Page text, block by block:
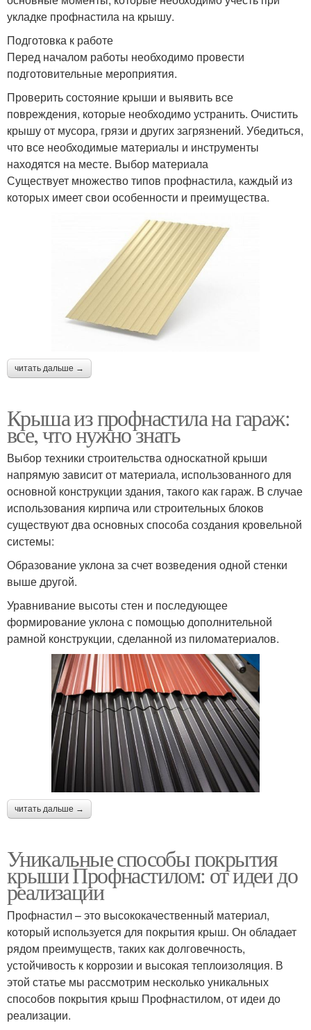
укладке профнастила на крышу.
Подготовка к работе
Перед началом работы необходимо провести
подготовительные мероприятия.
Проверить состояние крыши и выявить все
повреждения, которые необходимо устранить. Очистить
крышу от мусора, грязи и других загрязнений. Убедиться,
что все необходимые материалы и инструменты
находятся на месте. Выбор материала
Существует множество типов профнастила, каждый из
которых имеет свои особенности и преимущества.
читать дальше →
Крыша из профнастила на гараж:
все, что нужно знать
Выбор техники строительства односкатной крыши
напрямую зависит от материала, использованного для
основной конструкции здания, такого как гараж. В случае
использования кирпича или строительных блоков
существуют два основных способа создания кровельной
системы:
Образование уклона за счет возведения одной стенки
выше другой.
Уравнивание высоты стен и последующее
формирование уклона с помощью дополнительной
рамной конструкции, сделанной из пиломатериалов.
читать дальше →
Уникальные способы покрытия
крыши Профнастилом: от идеи до
реализации
Профнастил – это высококачественный материал,
который используется для покрытия крыш. Он обладает
рядом преимуществ, таких как долговечность,
устойчивость к коррозии и высокая теплоизоляция. В
этой статье мы рассмотрим несколько уникальных
способов покрытия крыш Профнастилом, от идеи до
реализации.